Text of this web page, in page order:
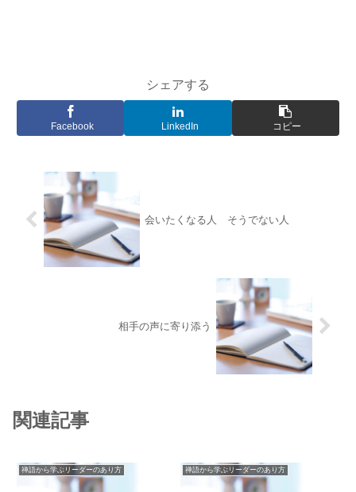
シェアする
Facebook LinkedIn コピー
会いたくなる人 そうでない人
相手の声に寄り添う
関連記事
禅語から学ぶリーダーのあり方 禅語から学ぶリーダーのあり方